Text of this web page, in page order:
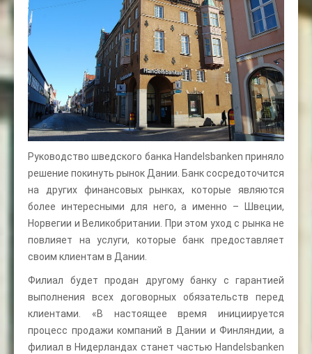
Руководство шведского банка Handelsbanken приняло
решение покинуть рынок Дании. Банк сосредоточится
на других финансовых рынках, которые являются
более интересными для него, а именно – Швеции,
Норвегии и Великобритании. При этом уход с рынка не
повлияет на услуги, которые банк предоставляет
своим клиентам в Дании.
Филиал будет продан другому банку с гарантией
выполнения всех договорных обязательств перед
клиентами. «В настоящее время инициируется
процесс продажи компаний в Дании и Финляндии, а
филиал в Нидерландах станет частью Handelsbanken